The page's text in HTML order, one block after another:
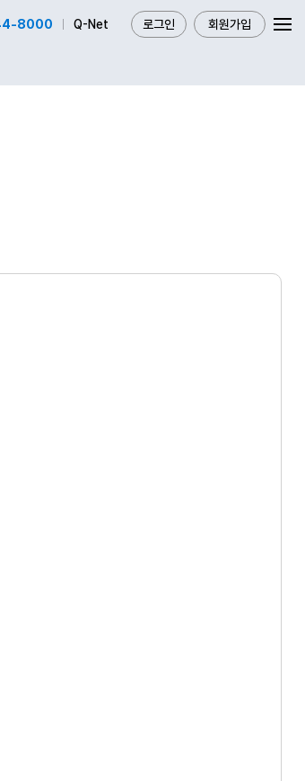
로그인 회원가입
8000 Q-Net